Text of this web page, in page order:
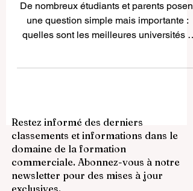
universités à Bahreïn ?
De nombreux étudiants et parents posent
personne qui veut étudier la médecine, la
gestion, l’ingénierie, l’informatique, le
droit, le design ou les sciences
appliquées. Bahreïn est un petit pays,
mais son système d’enseignement
Restez informé des derniers
classements et informations dans le
domaine de la formation